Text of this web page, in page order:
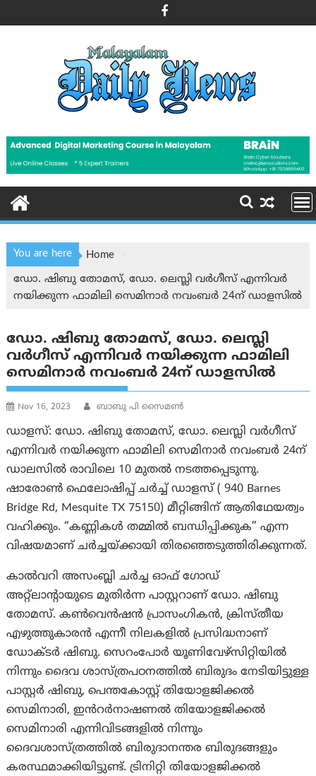
to
You are here
Home
ഡോ. ഷിബു തോമസ്, ഡോ. ലെസ്ലി വർഗീസ് എന്നിവർ
നയിക്കുന്ന ഫാമിലി സെമിനാർ നവംബർ 24ന് ഡാളസിൽ
ഡോ. ഷിബു തോമസ്, ഡോ. ലെസ്ലി
വർഗീസ് എന്നിവർ നയിക്കുന്ന ഫാമിലി
സെമിനാർ നവംബർ 24ന് ഡാളസിൽ
Nov 16, 2023 ബാബു പി സൈമൺ
ഡാളസ്: ഡോ. ഷിബു തോമസ്, ഡോ. ലെസ്ലി വർഗീസ്
എന്നിവർ നയിക്കുന്ന ഫാമിലി സെമിനാർ നവംബർ 24ന്
ഡാലസിൽ രാവിലെ 10 മുതൽ നടത്തപ്പെടുന്നു.
ഷാരോൺ ഫെലോഷിപ്പ് ചർച്ച് ഡാളസ് ( 940 Barnes
Bridge Rd, Mesquite TX 75150) മീറ്റിങ്ങിന് ആതിഥേയത്വം
വഹിക്കും. “കണ്ണികൾ തമ്മിൽ ബന്ധിപ്പിക്കുക” എന്ന
വിഷയമാണ് ചർച്ചയ്ക്കായി തിരഞ്ഞെടുത്തിരിക്കുന്നത്.
കാൽവറി അസംബ്ലി ചർച്ച ഓഫ് ഗോഡ്
അറ്റ്ലാന്റായുടെ മുതിർന്ന പാസ്റ്ററാണ് ഡോ. ഷിബു
തോമസ്. കൺവെൻഷൻ പ്രാസംഗികൻ, ക്രിസ്തീയ
എഴുത്തുകാരൻ എന്നീ നിലകളിൽ പ്രസിദ്ധനാണ്
ഡോക്ടർ ഷിബു. സെറംപോർ യൂണിവേഴ്സിറ്റിയിൽ
നിന്നും ദൈവ ശാസ്ത്രപഠനത്തിൽ ബിരുദം നേടിയിട്ടുള്ള
പാസ്റ്റർ ഷിബു, പെന്തകോസ്റ്റ് തിയോളജിക്കൽ
സെമിനാരി, ഇൻറർനാഷണൽ തിയോളജിക്കൽ
സെമിനാരി എന്നിവിടങ്ങളിൽ നിന്നും
ദൈവശാസ്ത്രത്തിൽ ബിരുദാനന്തര ബിരുദങ്ങളും
കരസ്ഥമാക്കിയിട്ടുണ്ട്. ട്രിനിറ്റി തിയോളജിക്കൽ